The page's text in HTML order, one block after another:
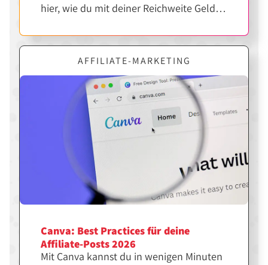
hier, wie du mit deiner Reichweite Geld
AFFILIATE-MARKETING
Canva: Best Practices für deine
Affiliate-Posts 2026
Mit Canva kannst du in wenigen Minuten